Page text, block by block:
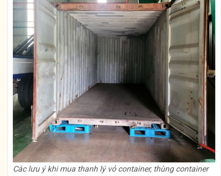
Các lưu ý khi mua thanh lý vỏ container, thùng container